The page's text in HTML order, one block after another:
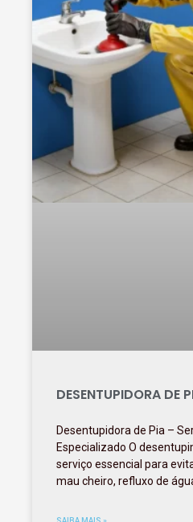
DESENTUPIDORA DE
Desentupidora de Pia –
Especializado O
serviço essencial para
mau cheiro, refluxo de